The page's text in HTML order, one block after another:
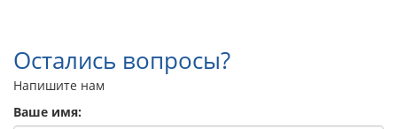
Остались вопросы?
Напишите нам
Ваше имя: